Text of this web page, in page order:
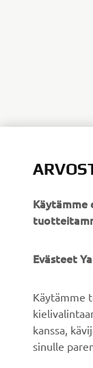
Uutiset
Tapahtumat
Käytämme
Evästeet
Käytämme
kanssa,
sinulle